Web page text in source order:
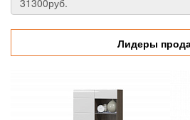
Лидеры